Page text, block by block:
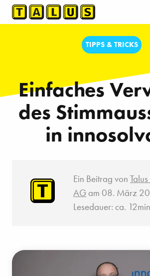
TIPPS & TRICKS
Einfaches
des
in
Ein Beitrag von
AG am 08. März
Lesedauer: ca. 12min